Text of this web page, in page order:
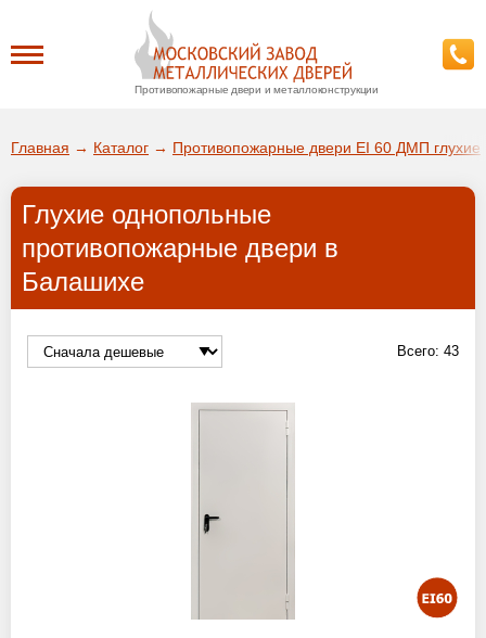
Противопожарные двери и металлоконструкции
ДА!
ВЫБРАТЬ ДРУГОЙ ГОРОД
О заводе
Доставка
Главная → Каталог → Противопожарные двери EI 60 ДМП глухие
Глухие однопольные
противопожарные двери в
Балашихе
Всего: 43